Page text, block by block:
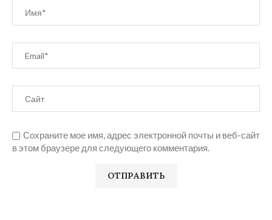
Сохраните мое имя, адрес электронной почты и веб-сайт
в этом браузере для следующего комментария.